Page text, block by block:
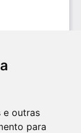
e outras
para